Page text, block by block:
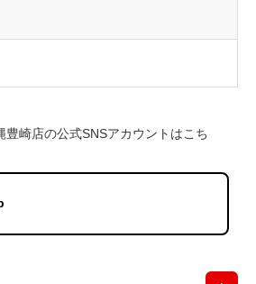
豊崎店の公式SNSアカウントはこち